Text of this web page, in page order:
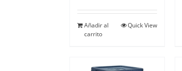
Añadir al
carrito
Quick View